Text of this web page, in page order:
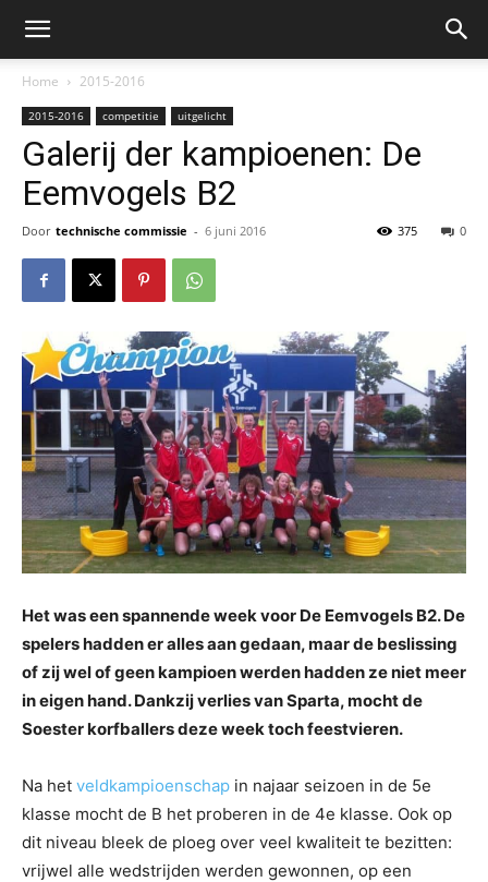
Home 2015-2016
2015-2016 competitie uitgelicht
Galerij der kampioenen: De
Eemvogels B2
Door technische commissie - 6 juni 2016 0
375
Het was een spannende week voor De Eemvogels B2. De
spelers hadden er alles aan gedaan, maar de beslissing
of zij wel of geen kampioen werden hadden ze niet meer
in eigen hand. Dankzij verlies van Sparta, mocht de
Soester korfballers deze week toch feestvieren.
Na het veldkampioenschap in najaar seizoen in de 5e
klasse mocht de B het proberen in de 4e klasse. Ook op
dit niveau bleek de ploeg over veel kwaliteit te bezitten:
vrijwel alle wedstrijden werden gewonnen, op een